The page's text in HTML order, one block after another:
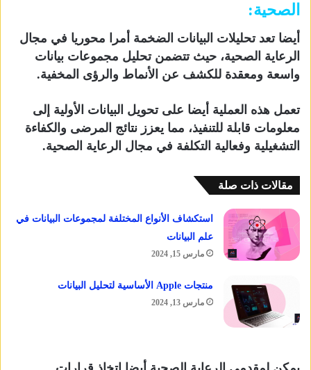
الصحية:
أيضا تعد تحليلات البيانات الضخمة أمرا محوريا في مجال
الرعاية الصحية، حيث تتضمن تحليل مجموعات بيانات
واسعة ومعقدة للكشف عن الأنماط والرؤى المخفية.
تعمل هذه العملية أيضا على تحويل البيانات الأولية إلى
معلومات قابلة للتنفيذ، مما يعزز نتائج المرضى والكفاءة
التشغيلية وفعالية التكلفة في مجال الرعاية الصحية.
مقالات ذات صلة
استكشاف الأنواع المختلفة لمجموعات البيانات في
علم البيانات
مارس 15, 2024
منتجات Apple الأساسية لتحليل البيانات
مارس 13, 2024